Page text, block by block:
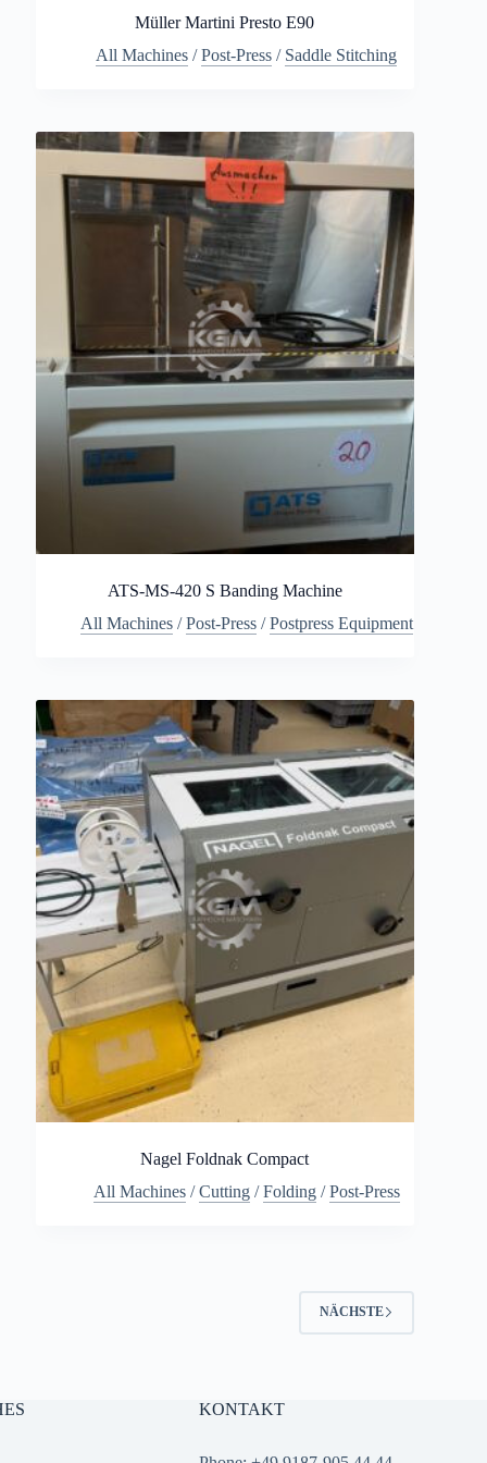
Müller Martini Presto E90
All Machines /Post-Press / Saddle Stitching
ATS-MS-420 S Banding Machine
All Machines/Post-Press/Postpress Equipment
Nagel Foldnak Compact
All Machines/Cutting/Folding/Post-Press
NÄCHSTE
KONTAKT